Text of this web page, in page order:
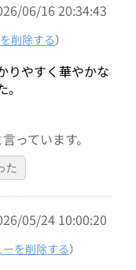
06/16 20:34:43
削除する）
りやすく華やかな
っています。
た
05/24 10:00:20
を削除する）